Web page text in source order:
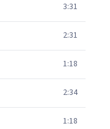
3:31
2:31
1:18
2:34
1:18